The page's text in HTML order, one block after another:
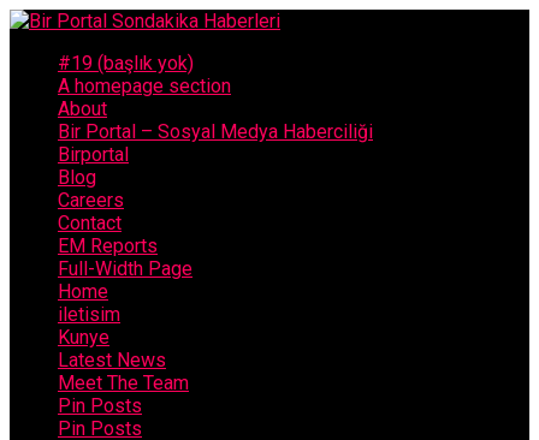
#19 (başlık yok)
A homepage section
About
Bir Portal – Sosyal Medya Haberciliği
Birportal
Blog
Careers
Contact
EM Reports
Full-Width Page
Home
iletisim
Kunye
Latest News
Meet The Team
Pin Posts
Pin Posts